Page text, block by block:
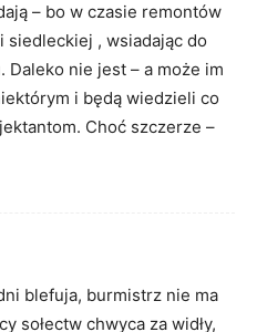
– bo w czasie remontów
, wsiadając do
Daleko nie jest – a może im
i będą wiedzieli co
Choć szczerze –
blefuja, burmistrz nie ma
sołectw chwyca za widły,